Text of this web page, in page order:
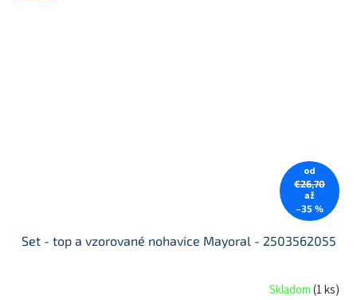
od
€26,70
až
–35 %
Set - top a vzorované nohavice Mayoral - 2503562055
Skladom(1 ks)